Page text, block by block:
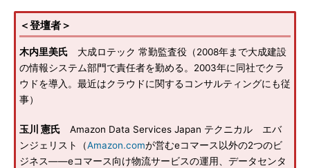
＜登壇者＞
木内里美氏 大成ロテック 常勤監査役（2008年まで大成建設
の情報システム部門で責任者を勤める。2003年に同社でクラ
ウドを導入。最近はクラウドに関するコンサルティングにも従
事）
玉川 憲氏 Amazon Data Services Japan テクニカル エバ
ンジェリスト（Amazon.comが営むeコマース以外の2つのビ
ジネス――eコマース向け物流サービスの運用、データセンタ